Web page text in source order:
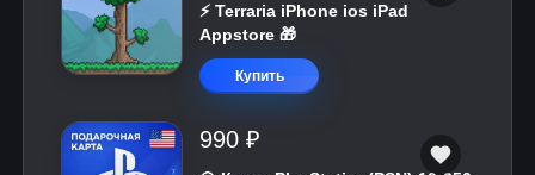
⚡️ Terraria iPhone ios iPad
Appstore 🎁
Купить
990 ₽